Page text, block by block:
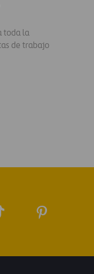
toda la
de trabajo